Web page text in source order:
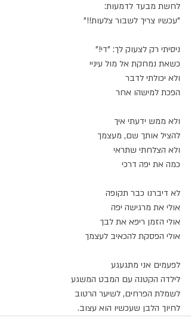
לחשת מבעד לדמעות:
"עכשיו צריך לשבור צלעות!!"
ניסיתי רק לצעוק לך: "די!"
כשאת נמחקת אל מול עיניי
ולא יכולתי לדבר
הפכת למישהו אחר
ולא ממש ידעתי איך
להציל אותך שם, מעצמך
ולא הצלחתי שתראי
כמה את יפה דרכי
לא דיברנו כבר תקופה
אולי את מרגישה יפה
אולי הזמן ריפא את לבך
אולי הפסקת להכאיב לעצמך
לפעמים אני מתגעגע
לילדה הקטנה עם המבט המשגע
לשמלת הפרחים, לשיער הרטוב
לחיוך הלבן שעכשיו הוא עצוב.